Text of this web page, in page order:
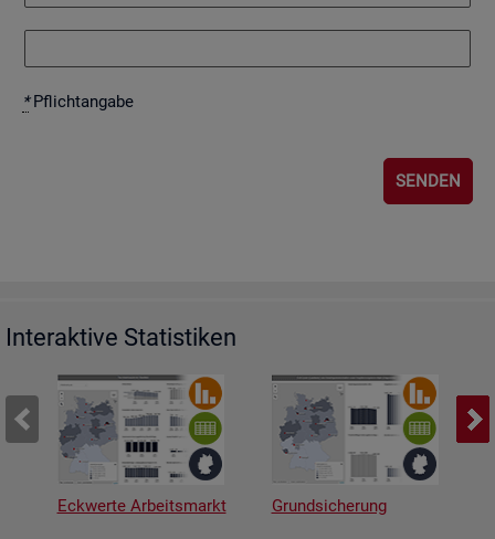
*Pflicht­an­ga­be
Interaktive Statistiken
Eckwerte Arbeitsmarkt Grundsicherung